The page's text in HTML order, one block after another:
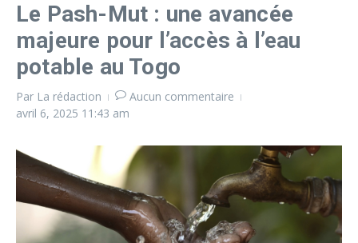
Le Pash-Mut : une avancée
majeure pour l’accès à l’eau
potable au Togo
Par La rédaction
Aucun commentaire
avril 6, 2025 11:43 am